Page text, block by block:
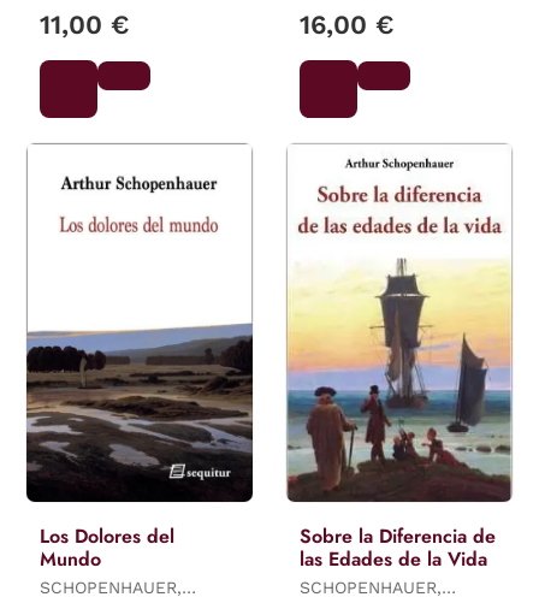
11,00 € 16,00 €
Los Dolores del
Mundo
SCHOPENHAUER,
Sobre la Diferencia de
las Edades de la Vida
SCHOPENHAUER,